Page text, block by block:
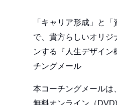
「キャリア形成」と
で、貴方らしいオリジ
ンする『人生デザイン
チングメール
本コーチングメールは
無料オンライン（